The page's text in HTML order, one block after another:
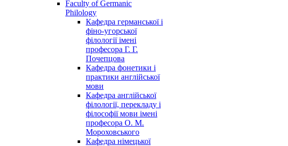
Faculty of Germanic
Philology
Кафедра германської і
фіно-угорської
філології імені
професора Г. Г.
Почепцова
Кафедра фонетики і
практики англійської
мови
Кафедра англійської
філології, перекладу і
філософії мови імені
професора О. М.
Мороховського
Кафедра німецької